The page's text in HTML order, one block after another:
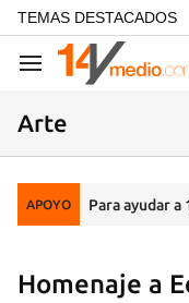
common.go-to-content
TEMAS DESTACADOS
Navegación
Arte
APOYO Para ayudar a
Homenaje a